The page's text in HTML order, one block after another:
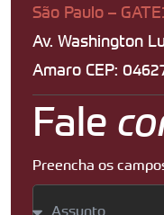
São Paulo –
Av. Washington
Amaro CEP:
Fale
Preencha os